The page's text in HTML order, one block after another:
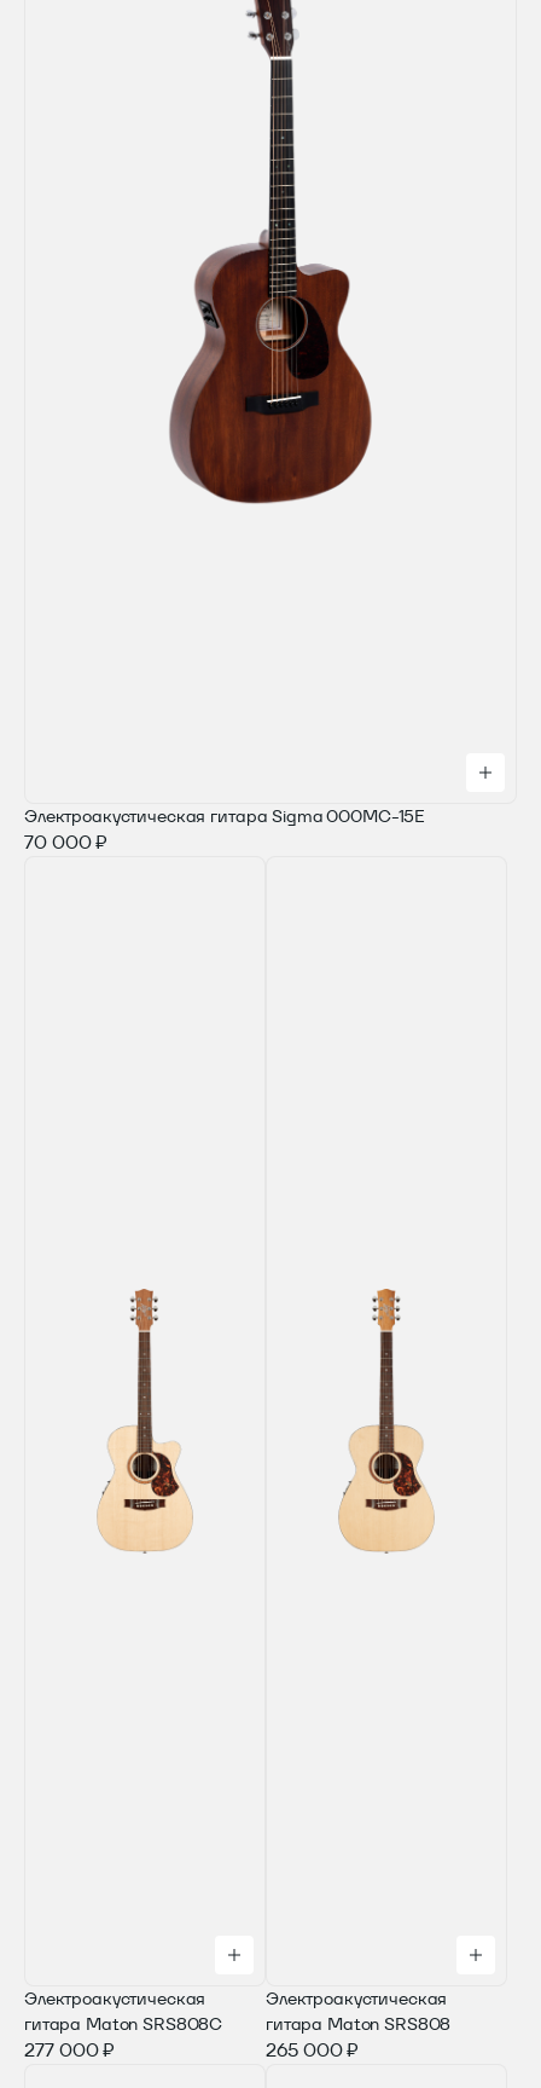
Электроакустическая гитара Sigma 000MC-15E
70 000 ₽
Электроакустическая
гитара Maton SRS808C
277 000 ₽
Электроакустическая
гитара Maton SRS808
265 000 ₽